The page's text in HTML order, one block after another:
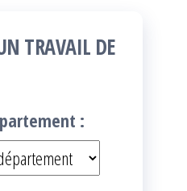
TRAVAIL DE
: